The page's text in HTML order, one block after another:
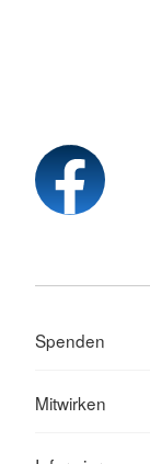
Spenden
Mitwirken